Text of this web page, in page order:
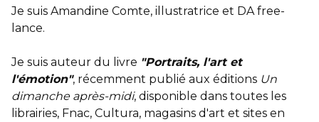
Je suis Amandine Comte, illustratrice et DA free-
lance.
Je suis auteur du livre "Portraits, l'art et
l'émotion", récemment publié aux éditions Un
dimanche après-midi, disponible dans toutes les
librairies, Fnac, Cultura, magasins d'art et sites en